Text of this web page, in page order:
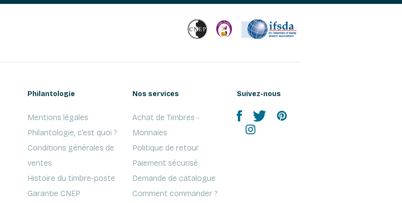
Philantologie
Mentions légales
Philantologie, c'est quoi ?
Conditions générales de
ventes
Histoire du timbre-poste
Garantie CNEP
Nos services
Achat de Timbres -
Monnaies
Politique de retour
Paiement sécurisé
Demande de catalogue
Comment commander ?
Suivez-nous